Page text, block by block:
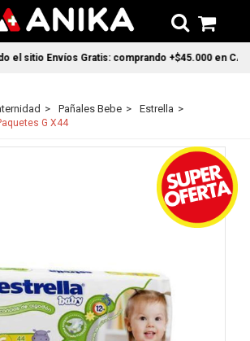
Envíos Gratis: comprando +$45.000 en CABA y
Pañales Bebe Estrella
G X44